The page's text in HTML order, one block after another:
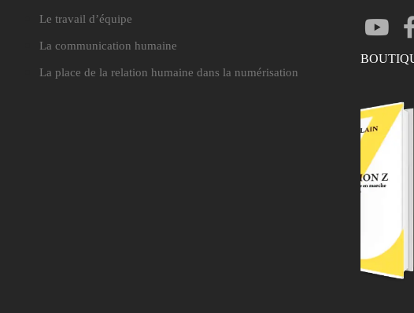
Le travail d’équipe
La communication humaine
La place de la relation humaine dans la numérisation